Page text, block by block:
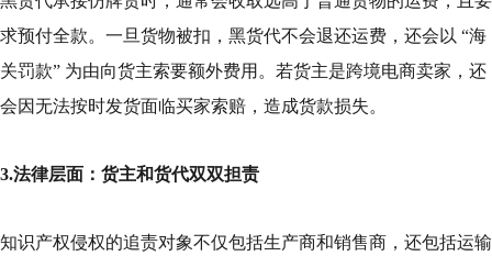
求预付全款。一旦货物被扣，黑货代不会退还运费，还会以 “海
关罚款” 为由向货主索要额外费用。若货主是跨境电商卖家，还
会因无法按时发货面临买家索赔，造成货款损失。
3.法律层面：货主和货代双双担责
知识产权侵权的追责对象不仅包括生产商和销售商，还包括运输